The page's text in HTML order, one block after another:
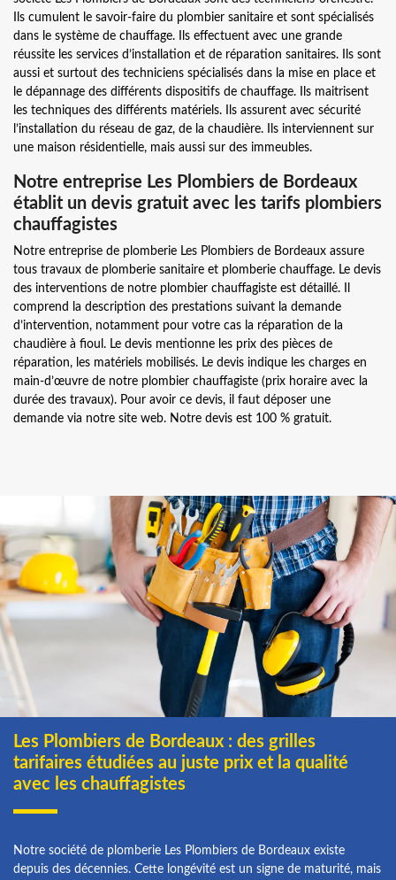
Ils cumulent le savoir-faire du plombier sanitaire et sont spécialisés
dans le système de chauffage. Ils effectuent avec une grande
réussite les services d’installation et de réparation sanitaires. Ils sont
aussi et surtout des techniciens spécialisés dans la mise en place et
le dépannage des différents dispositifs de chauffage. Ils maitrisent
les techniques des différents matériels. Ils assurent avec sécurité
l’installation du réseau de gaz, de la chaudière. Ils interviennent sur
une maison résidentielle, mais aussi sur des immeubles.
Notre entreprise Les Plombiers de Bordeaux
établit un devis gratuit avec les tarifs plombiers
chauffagistes
Notre entreprise de plomberie Les Plombiers de Bordeaux assure
tous travaux de plomberie sanitaire et plomberie chauffage. Le devis
des interventions de notre plombier chauffagiste est détaillé. Il
comprend la description des prestations suivant la demande
d’intervention, notamment pour votre cas la réparation de la
chaudière à fioul. Le devis mentionne les prix des pièces de
réparation, les matériels mobilisés. Le devis indique les charges en
main-d’œuvre de notre plombier chauffagiste (prix horaire avec la
durée des travaux). Pour avoir ce devis, il faut déposer une
demande via notre site web. Notre devis est 100 % gratuit.
Les Plombiers de Bordeaux : des grilles
tarifaires étudiées au juste prix et la qualité
avec les chauffagistes
Notre société de plomberie Les Plombiers de Bordeaux existe
depuis des décennies. Cette longévité est un signe de maturité, mais